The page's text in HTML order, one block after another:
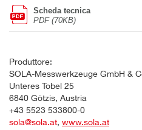
Scheda tecnica
PDF (70KB)
Produttore:
SOLA-Messwerkzeuge GmbH &
Unteres Tobel 25
6840 Götzis, Austria
+43 5523 533800-0
sola@sola.at, www.sola.at